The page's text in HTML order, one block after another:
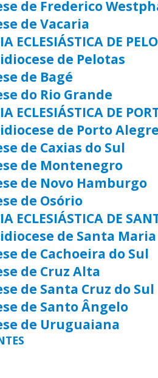
de Frederico
de Vacaria
ECLESIÁSTICA DE
de Pelotas
de Bagé
do Rio Grande
ECLESIÁSTICA DE
de Porto Alegre
de Caxias do Sul
de Montenegro
de Novo Hamburgo
de Osório
ECLESIÁSTICA DE
de Santa Maria
de Cachoeira do Sul
de Cruz Alta
de Santa Cruz do Sul
de Santo Ângelo
de Uruguaiana